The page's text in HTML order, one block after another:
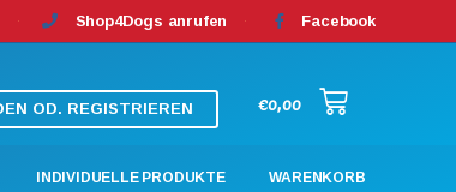
Shop4Dogs anrufen Facebook
OD. REGISTRIEREN €0,00
INDIVIDUELLE PRODUKTE WARENKORB